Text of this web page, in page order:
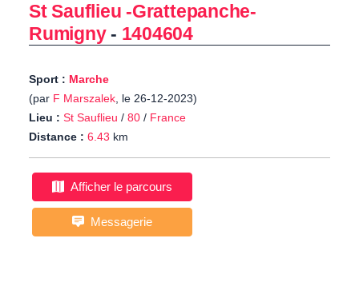
St Sauflieu -Grattepanche-
Rumigny- 1404604
Sport : Marche
(par F Marszalek, le 26-12-2023)
Lieu : St Sauflieu / 80 / France
Distance : 6.43 km
Afficher le parcours
Messagerie